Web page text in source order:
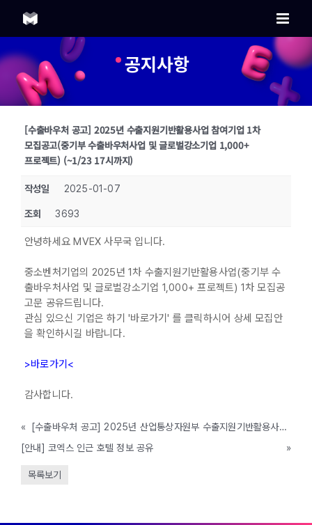
content
공지사항
[수출바우처 공고] 2025년 수출지원기반활용사업 참여기업 1차
모집공고(중기부 수출바우처사업 및 글로벌강소기업 1,000+
프로젝트) (~1/23 17시까지)
작성일 2025-01-07
조회 3693
안녕하세요 MVEX 사무국 입니다.
중소벤처기업의 2025년 1차 수출지원기반활용사업(중기부 수
출바우처사업 및 글로벌강소기업 1,000+ 프로젝트) 1차 모집공
고문 공유드립니다.
관심 있으신 기업은 하기 '바로가기' 를 클릭하시어 상세 모집안
을 확인하시길 바랍니다.
>바로가기<
감사합니다.
«
[수출바우처 공고] 2025년 산업통상자원부 수출지원기반활용사업(산업 글로벌 진출역량 강화 사업) 참여기업 모집 공고 (~1/10 18:00까지)
[안내] 코엑스 인근 호텔 정보 공유
»
목록보기